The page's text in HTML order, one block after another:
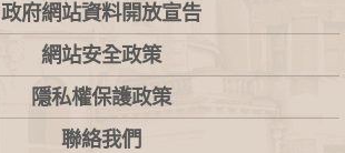
政府網站資料開放宣告
網站安全政策
隱私權保護政策
聯絡我們